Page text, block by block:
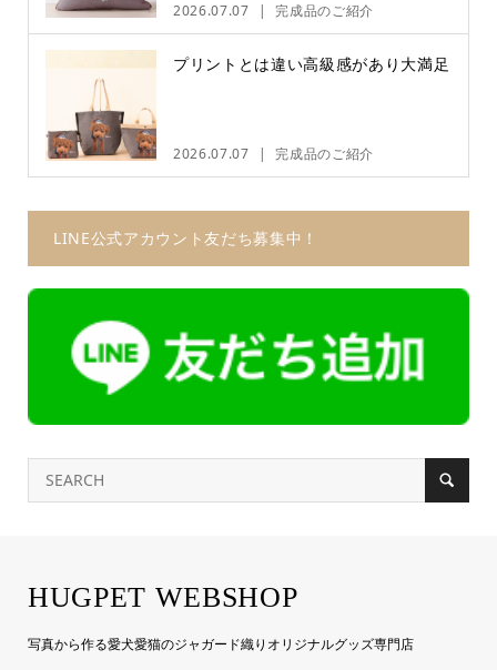
2026.07.07 完成品のご紹介
プリントとは違い高級感があり大満足
2026.07.07 完成品のご紹介
LINE公式アカウント友だち募集中！
HUGPET WEBSHOP
写真から作る愛犬愛猫のジャガード織りオリジナルグッズ専門店